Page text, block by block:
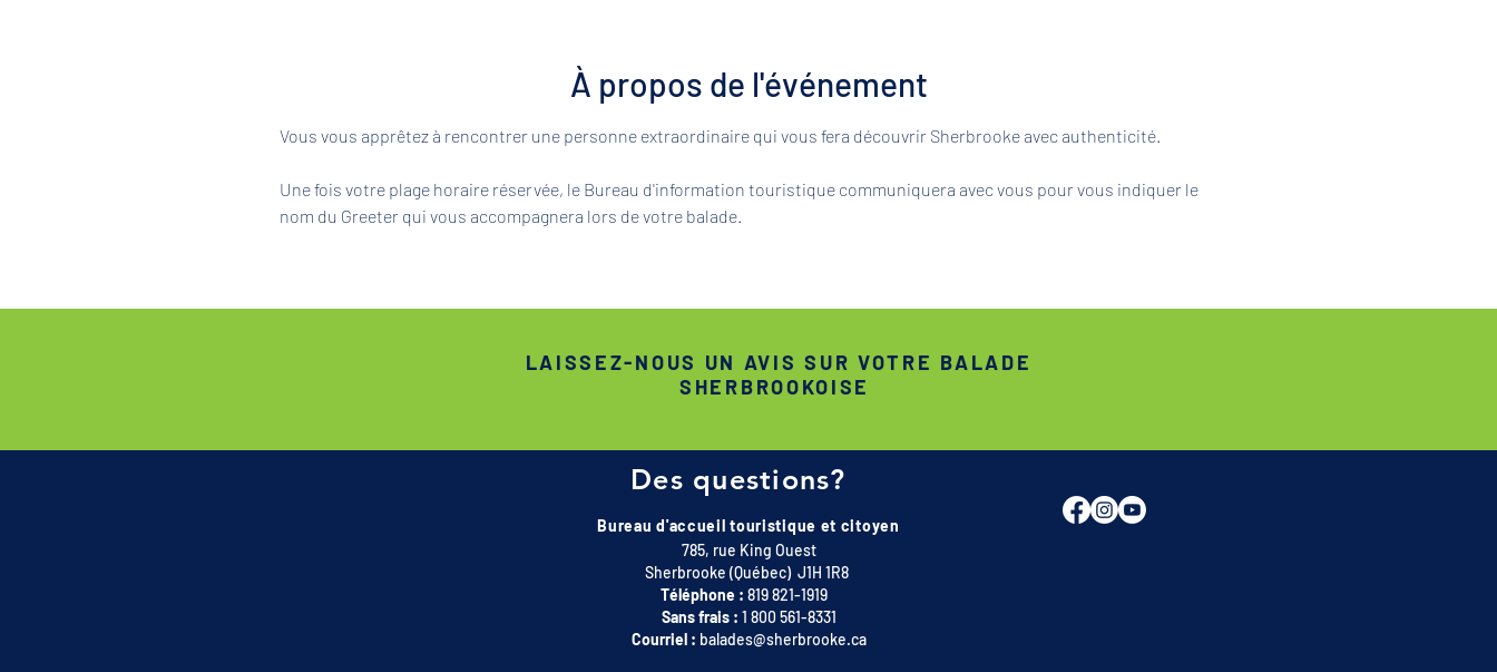
À propos de l'événement
Vous vous apprêtez à rencontrer une personne extraordinaire qui vous fera découvrir Sherbrooke avec authenticité.
Une fois votre plage horaire réservée, le Bureau d'information touristique communiquera avec vous pour vous indiquer le
nom du Greeter qui vous accompagnera lors de votre balade.
Des questions?
Bureau d'accueil touristique et citoyen
785, rue King Ouest
Sherbrooke (Québec) J1H 1R8
Téléphone : 819 821-1919
Sans frais : 1 800 561-8331
Courriel : balades@sherbrooke.ca
LAISSEZ-NOUS UN AVIS SUR VOTRE BALADE
SHERBROOKOISE